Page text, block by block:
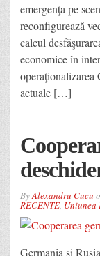
emergenţa pe
reconfigurează
calcul
economice în
actuale […]
ByAlexandru Cucu
RECENTE, Uniunea
Germania și